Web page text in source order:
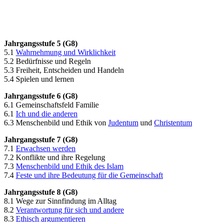
Jahrgangsstufe 5 (G8)
5.1 Wahrnehmung und Wirklichkeit
5.2 Bedürfnisse und Regeln
5.3 Freiheit, Entscheiden und Handeln
5.4 Spielen und lernen
Jahrgangsstufe 6 (G8)
6.1 Gemeinschaftsfeld Familie
6.1 Ich und die anderen
6.3 Menschenbild und Ethik von Judentum und Christentum
Jahrgangsstufe 7 (G8)
7.1 Erwachsen werden
7.2 Konflikte und ihre Regelung
7.3 Menschenbild und Ethik des Islam
7.4 Feste und ihre Bedeutung für die Gemeinschaft
Jahrgangsstufe 8 (G8)
8.1 Wege zur Sinnfindung im Alltag
8.2 Verantwortung für sich und andere
8.3 Ethisch argumentieren